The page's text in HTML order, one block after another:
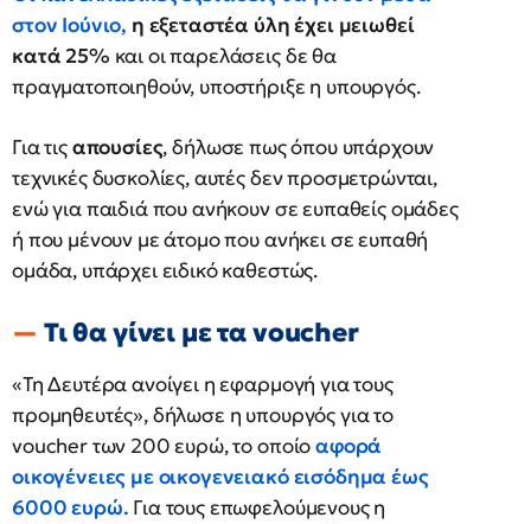
στον Ιούνιο, η εξεταστέα ύλη έχει μειωθεί
κατά 25% και οι παρελάσεις δε θα
πραγματοποιηθούν, υποστήριξε η υπουργός.
Για τιςαπουσίες, δήλωσε πως όπου υπάρχουν
τεχνικές δυσκολίες, αυτές δεν προσμετρώνται,
ενώ για παιδιά που ανήκουν σε ευπαθείς ομάδες
ή που μένουν με άτομο που ανήκει σε ευπαθή
ομάδα, υπάρχει ειδικό καθεστώς.
Τι θα γίνει με τα voucher
«Τη Δευτέρα ανοίγει η εφαρμογή για τους
προμηθευτές», δήλωσε η υπουργός για το
voucher των 200 ευρώ, το οποίοαφορά
οικογένειες με οικογενειακό εισόδημα έως
6000 ευρώ. Για τους επωφελούμενους η